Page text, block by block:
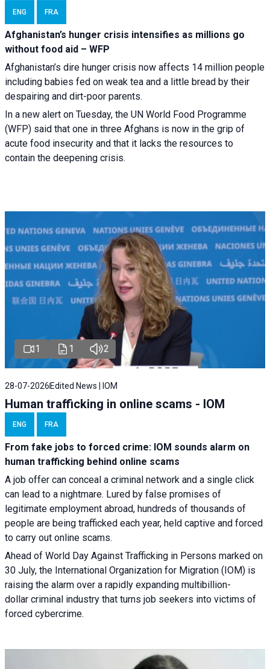
ENG FRA
Afghanistan’s hunger crisis intensifies as millions go
without food aid – WFP
Afghanistan’s dire hunger crisis now affects 14 million people
including babies fed on weak tea and a little bread by their
despairing and dirt-poor parents.
In a new alert on Tuesday, the UN World Food Programme
(WFP) said that one in three Afghans is now in the grip of
acute food insecurity and that it lacks the resources to
contain the deepening crisis.
1 1 2
28-07-2026Edited News | IOM
Human trafficking in online scams - IOM
ENG FRA
From fake jobs to forced crime: IOM sounds alarm on
human trafficking behind online scams
A job offer can conceal a criminal network and a single click
can lead to a nightmare. Lured by false promises of
legitimate employment abroad, hundreds of thousands of
people are being trafficked each year, held captive and forced
to carry out online scams.
Ahead of World Day Against Trafficking in Persons marked on
30 July, the International Organization for Migration (IOM) is
raising the alarm over a rapidly expanding multibillion-
dollar criminal industry that turns job seekers into victims of
forced cybercrime.